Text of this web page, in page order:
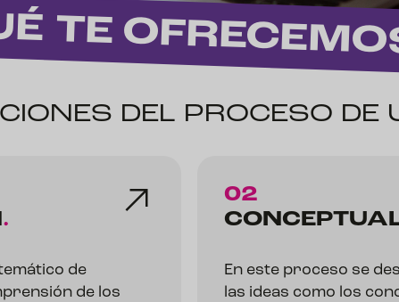
TE
DEL PROCESO DE
.
de
de los
02
En este proceso se
las ideas como los